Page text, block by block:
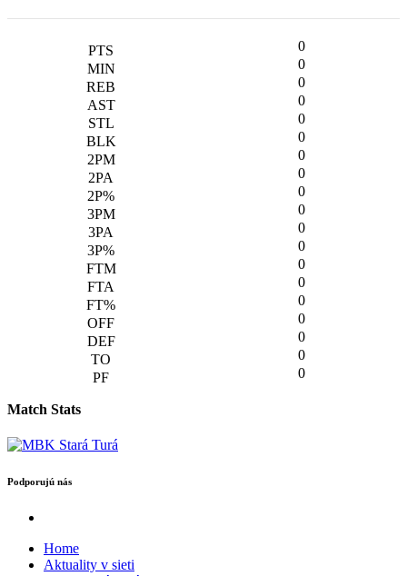
0
0
0
0
0
0
0
0
0
0
0
0
0
0
0
0
0
0
0
Match Stats
Podporujú nás
Home
Aktuality v sieti